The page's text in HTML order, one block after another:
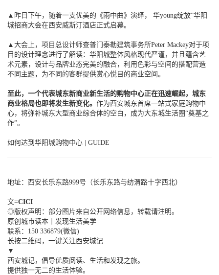
▲昨日下午，随着一支优美的《雨中曲》演绎， 华young绽放”华阳
城招商大会在西安威斯汀酒店正式启幕。
▲大会上，项目总设计师查普门泰勒建筑事务所Peter Mackey对于项
目的设计理念进行了解读：华阳城整体风格现代严谨，并且蕴含艺
术元素，设计与品牌业态完美的融合，利用色彩与空间的搭配营造
不同主题，为不同的客群提供赏心悦目的商业空间。
至此，一个代表城东新商业新生活的购物中心正在迅速崛起，城东
商业格局也即将发生新变化。 作为西安城东首席一站式家庭购物中
心，将弥补城东大型商业综合体的空白，成为大东城生活圈“奠基之
作”。
如何达到华阳城购物中心 GUIDE
地址：西安长乐东路999号（长乐东路与纺渭路十字西北）
文=CICI
◎版权声明：部分图片来自公开网络信息，转载请注明。
原创城市读本｜发现生活美学
联系：150 336879(微信)
长按二维码，一键关注西安城记
▼
西安城记，倡导优质阅读、生活和发现之旅。
提供独一无二的生活体验。